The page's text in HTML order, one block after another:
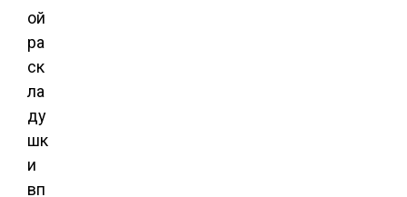
ой
ра
ск
ла
ду
шк
и
вп